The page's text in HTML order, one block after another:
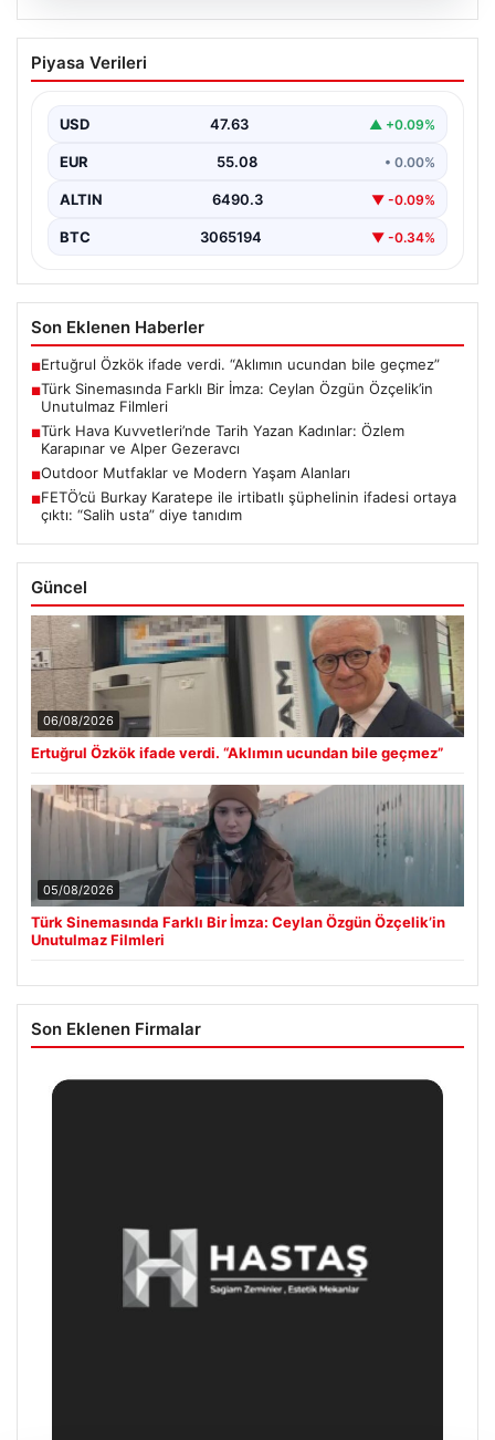
05.08.2026
Türk Sinemasında Farklı Bir İmza:
Ceylan Özgün Özçelik’in Unutulmaz
Türk sinemasında kendine özgü ve etkileyici bir anlatım
Piyasa Verileri
USD 47.63 ▲ +0.09%
EUR 55.08 • 0.00%
ALTIN 6490.3 ▼ -0.09%
BTC 3065194 ▼ -0.34%
Son Eklenen Haberler
■Ertuğrul Özkök ifade verdi. “Aklımın ucundan bile geçmez”
■Türk Sinemasında Farklı Bir İmza: Ceylan Özgün Özçelik’in
Unutulmaz Filmleri
■Türk Hava Kuvvetleri’nde Tarih Yazan Kadınlar: Özlem
Karapınar ve Alper Gezeravcı
■Outdoor Mutfaklar ve Modern Yaşam Alanları
■FETÖ’cü Burkay Karatepe ile irtibatlı şüphelinin ifadesi ortaya
çıktı: “Salih usta” diye tanıdım
Güncel
06/08/2026
Ertuğrul Özkök ifade verdi. “Aklımın ucundan bile geçmez”
05/08/2026
Türk Sinemasında Farklı Bir İmza: Ceylan Özgün Özçelik’in
Unutulmaz Filmleri
Son Eklenen Firmalar